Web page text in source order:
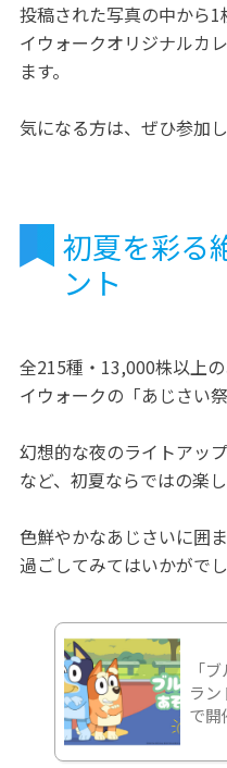
投稿された写真の中から
イウォークオリジナルカ
ます。
気になる方は、ぜひ参加
初夏を彩る
ント
全215種・13,000株以上
イウォークの「あじさい祭
幻想的な夜のライトアッ
など、初夏ならではの楽し
色鮮やかなあじさいに囲
過ごしてみてはいかがで
「
ラ
で開